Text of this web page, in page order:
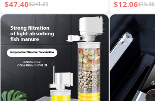
$47.40$241.29 $12.06$15.36